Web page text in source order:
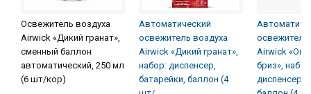
Освежитель воздуха
Airwick «Дикий гранат»,
сменный баллон
автоматический, 250 мл
(6 шт/кор)
Автоматический
освежитель воздуха
Airwick «Дикий гранат»,
набор: диспенсер,
батарейки, баллон (4
освежитель
Airwick
бриз»,
диспенсер,